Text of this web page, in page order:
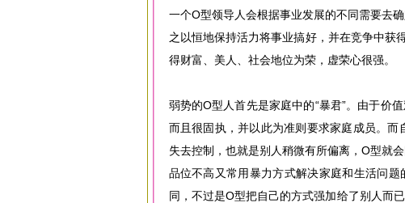
一个O型领导人会根据事业发展的不同需要去
之以恒地保持活力将事业搞好，并在竞争中获
得财富、美人、社会地位为荣，虚荣心很强。
弱势的O型人首先是家庭中的“暴君”。由于价
而且很固执，并以此为准则要求家庭成员。
失去控制，也就是别人稍微有所偏离，O型就
品位不高又常用暴力方式解决家庭和生活问
同，不过是O型把自己的方式强加给了别人而